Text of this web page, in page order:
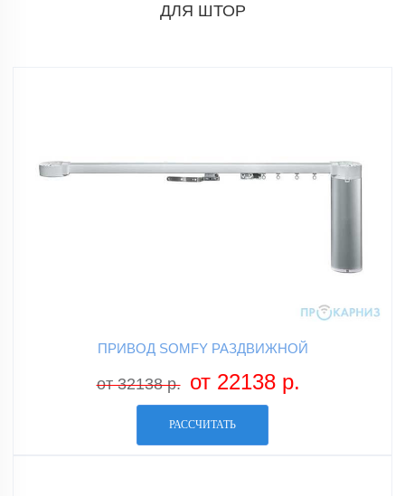
ДЛЯ ШТОР
ПРИВОД SOMFY РАЗДВИЖНОЙ
от 32138 р. от 22138 р.
РАССЧИТАТЬ